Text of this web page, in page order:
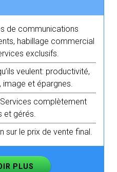
de communications
habillage commercial
exclusifs.
veulent: productivité,
image et épargnes.
complètement
et gérés.
sur le prix de vente final.
PLUS